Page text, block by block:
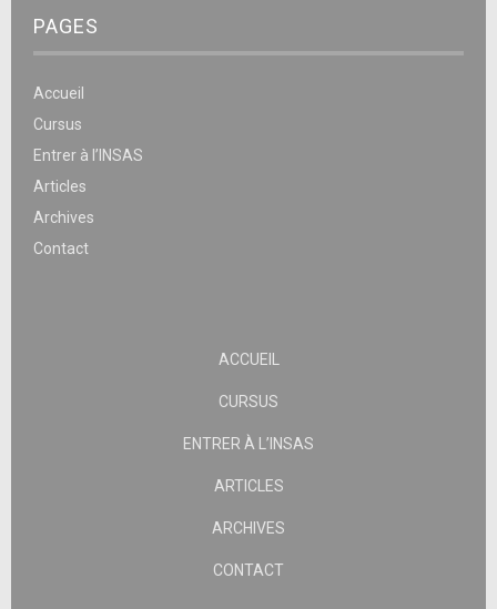
PAGES
Accueil
Cursus
Entrer à l’INSAS
Articles
Archives
Contact
ACCUEIL
CURSUS
ENTRER À L’INSAS
ARTICLES
ARCHIVES
CONTACT